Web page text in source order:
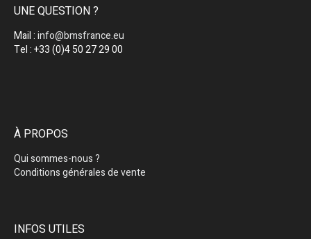
UNE QUESTION ?
Mail :info@bmsfrance.eu
Tel : +33 (0)4 50 27 29 00
À PROPOS
Qui sommes-nous ?
Conditions générales de vente
INFOS UTILES